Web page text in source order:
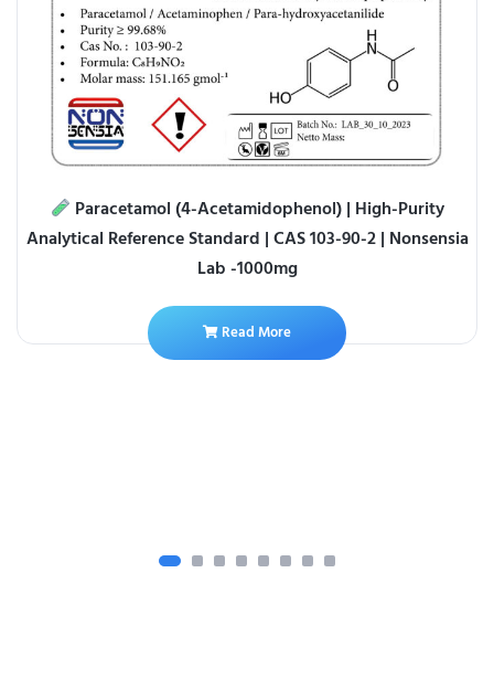
Paracetamol (4-Acetamidophenol) | High-Purity
Analytical Reference Standard | CAS 103-90-2 | Nonsensia
Lab -1000mg
Read More